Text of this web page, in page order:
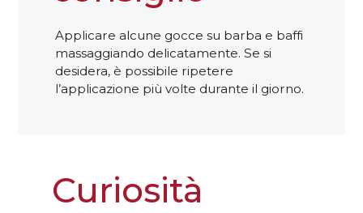
Applicare alcune gocce su barba e baffi
massaggiando delicatamente. Se si
desidera, è possibile ripetere
l’applicazione più volte durante il giorno.
Curiosità